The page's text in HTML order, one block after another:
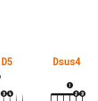
D5 Dsus4